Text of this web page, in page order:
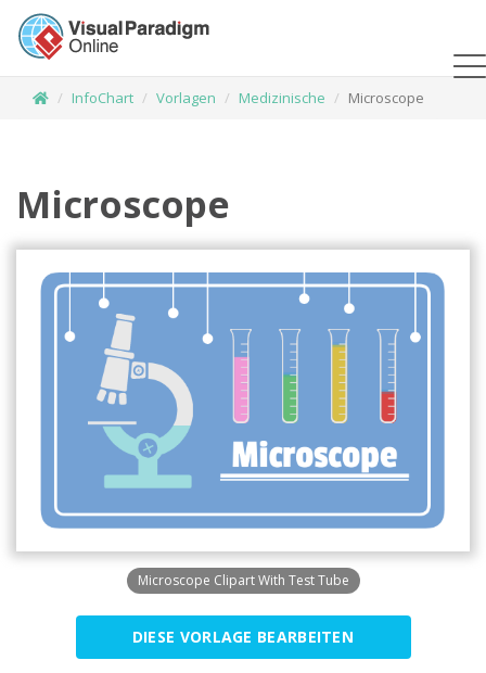
InfoChart Vorlagen Medizinische Microscope
Microscope
Microscope Clipart With Test Tube
DIESE VORLAGE BEARBEITEN